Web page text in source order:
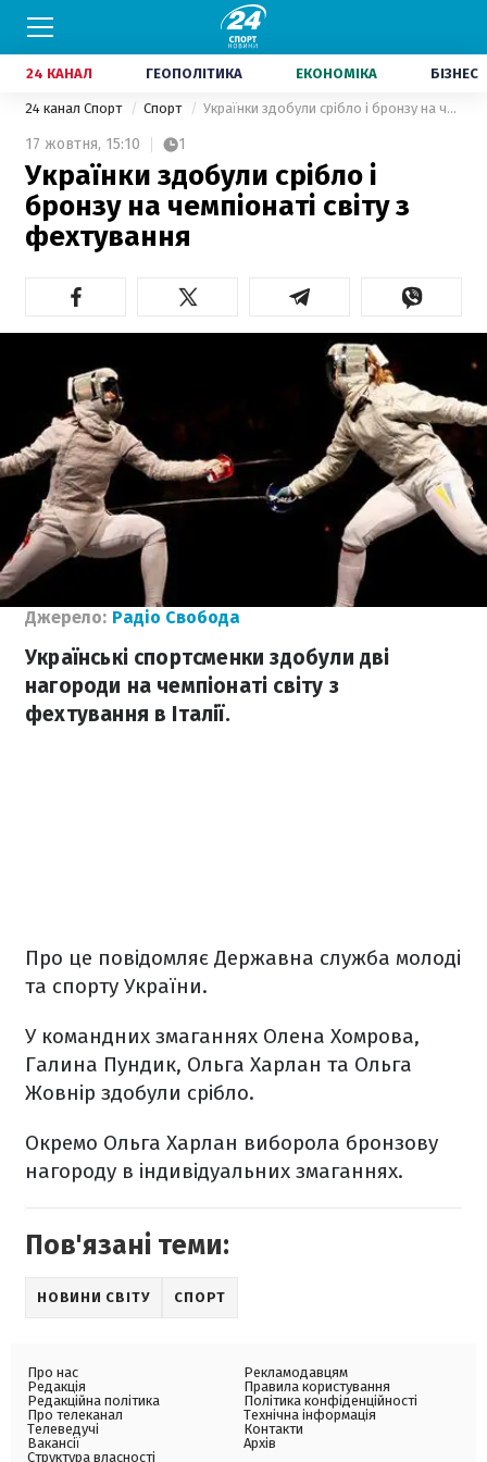
24 КАНАЛ ГЕОПОЛІТИКА ЕКОНОМІКА БІЗНЕС
24 канал Спорт Спорт Українки здобули срібло і бронзу на чемпіонаті світу з фехтування
17 жовтня, 15:10 1
Українки здобули срібло і
бронзу на чемпіонаті світу з
фехтування
Джерело: Радіо Свобода
Українські спортсменки здобули дві
нагороди на чемпіонаті світу з
фехтування в Італії.
Про це повідомляє Державна служба молоді
та спорту України.
У командних змаганнях Олена Хомрова,
Галина Пундик, Ольга Харлан та Ольга
Жовнір здобули срібло.
Окремо Ольга Харлан виборола бронзову
нагороду в індивідуальних змаганнях.
Пов'язані теми:
НОВИНИ СВІТУ СПОРТ
Про нас
Редакція
Редакційна політика
Про телеканал
Телеведучі
Вакансії
Структура власності
Рекламодавцям
Правила користування
Політика конфіденційності
Технічна інформація
Контакти
Архів